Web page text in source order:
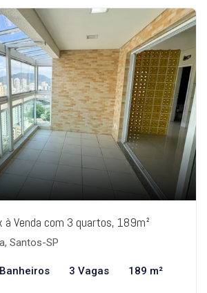
à Venda com 3 quartos, 189m²
Santos-SP
3 Vagas 189 m²